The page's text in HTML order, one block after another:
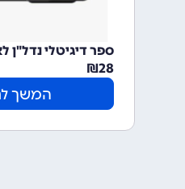
ספר דיגיטלי נדל"ן
28
₪
המשך